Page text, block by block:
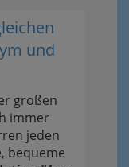
und
großen
immer
jeden
bequeme